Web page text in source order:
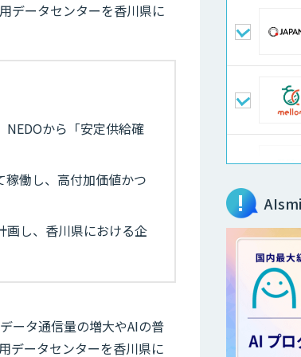
データセンターを香川県に
から「安定供給確
稼働し、高付加価値かつ
画し、香川県における企
ータ通信量の増大やAIの普
データセンターを香川県に